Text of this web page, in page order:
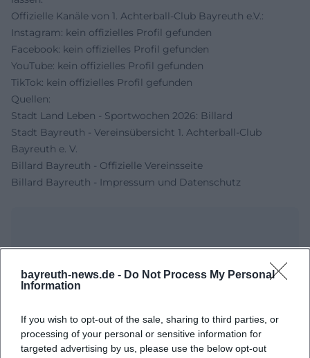
bayreuth-news.de - Do Not Process My Personal
Information
If you wish to opt-out of the sale, sharing to third parties, or
processing of your personal or sensitive information for
targeted advertising by us, please use the below opt-out
Offizielle Kanäle von 1. Achterball-Club Bayreuth e.V.:
Instagram: kein offizielles Profil gefunden
Facebook: kein offizielles Profil gefunden
YouTube: kein offizielles Profil gefunden
TikTok: kein offizielles Profil gefunden
Quellen:
Stadt Land Leben - Sportwochen 2026: Billard
Stadt Bayreuth - Vereinsübersicht 1. Achterball-Club
Bayreuth e. V.
Billard Bayreuth - Offizielle Vereinsseite
Billard Bayreuth - Impressum und Datenschutz
Map unavailable